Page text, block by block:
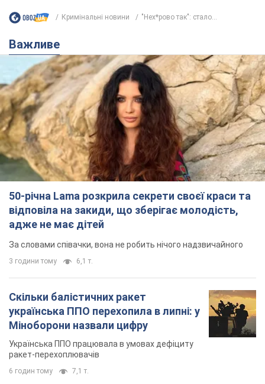
50-річна Lama розкрила секрети своєї краси та
відповіла на закиди, що зберігає молодість,
адже не має дітей
За словами співачки, вона не робить нічого надзвичайного
3 години тому 6,1 т.
Скільки балістичних ракет
українська ППО перехопила в липні: у
Міноборони назвали цифру
Українська ППО працювала в умовах дефіциту
ракет-перехоплювачів
6 годин тому
свою пенсію, на яку раніше
жалілася: скільки отримувала
співачка
У виплату не врахували зарплатню артистки за
час роботи в Чернівецькій філармонії
за 7 годин